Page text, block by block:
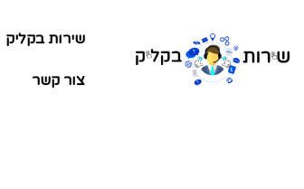
שירות בקליק
צור קשר